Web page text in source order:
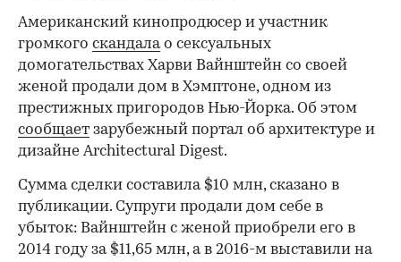
Американский кинопродюсер и участник
громкого скандалао сексуальных
домогательствах Харви Вайнштейн со своей
женой продали дом в Хэмптоне, одном из
престижных пригородов Нью-Йорка. Об этом
сообщает зарубежный портал об архитектуре и
дизайне Architectural Digest.
Сумма сделки составила $10 млн, сказано в
публикации. Супруги продали дом себе в
убыток: Вайнштейн с женой приобрели его в
2014 году за $11,65 млн, а в 2016-м выставили на